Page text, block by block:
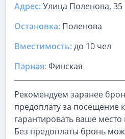
Адрес:Улица Поленова, 35
Остановка: Поленова
Вместимость:до 10 чел
Парная:Финская
Рекомендуем заранее
предоплату за посещение
гарантировать ваше
Без предоплаты бронь